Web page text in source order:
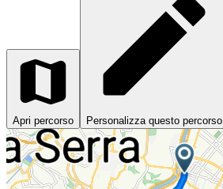
Apri percorso Personalizza questo percorso